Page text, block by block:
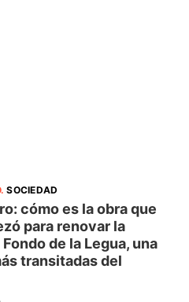
.SOCIEDAD
cómo es la obra que
para renovar la
de la Legua, una
transitadas del